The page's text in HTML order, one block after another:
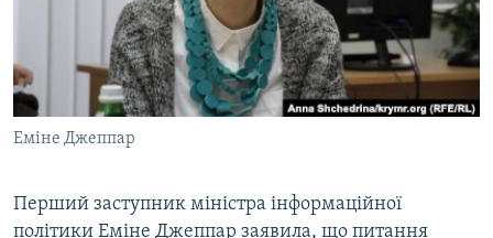
ВІДЕОУРОКИ «ELIFBE»
СВІДЧЕННЯ ОКУПАЦІЇ
УКРАЇНСЬКА ПРОБЛЕМА КРИМУ
ІНФОГРАФІКА
Qırımtatar
ДОЛУЧАЙСЯ!
Еміне Джеппар
Перший заступник міністра інформаційної
політики Еміне Джеппар заявила, що питання